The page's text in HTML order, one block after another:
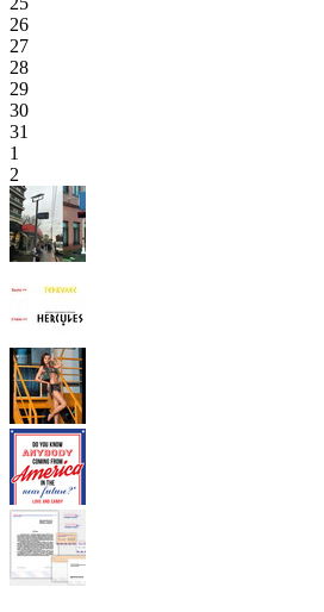
26
27
28
29
30
31
1
2